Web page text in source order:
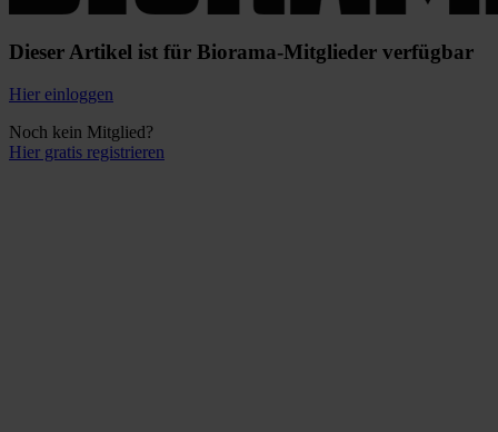
Dieser Artikel ist für Biorama-Mitglieder verfügbar
Hier einloggen
Noch kein Mitglied?
Hier gratis registrieren